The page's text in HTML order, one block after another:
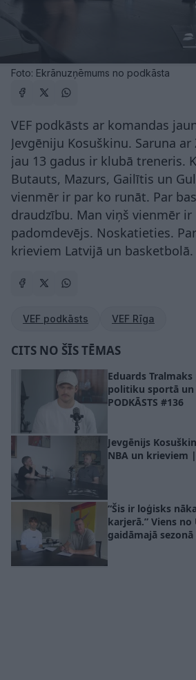
Foto: Ekrānuzņēmums no podkāsta
VEF podkāsts ar komandas
Jevgēniju Kosuškinu. Saruna
jau 13 gadus ir klubā treneris.
Butauts, Mazurs, Gailītis un
vienmēr ir par ko runāt. Par
draudzību. Man viņš vienmēr ir
padomdevējs. Noskatieties.
krieviem Latvijā un basketbolā.
VEF podkāsts VEF Rīga
CITS NO ŠĪS TĒMAS
Eduards
politiku sportā un
PODKĀSTS #136
Jevgēnijs
NBA un krieviem |
“Šis ir loģisks
karjerā.” Viens
gaidāmajā sezonā